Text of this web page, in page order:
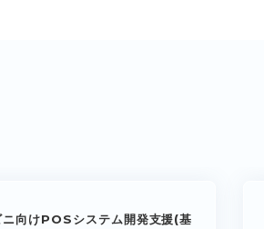
向けPOSシステム開発支援(基